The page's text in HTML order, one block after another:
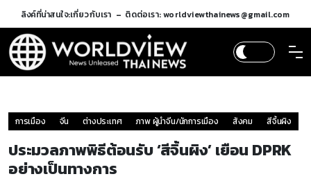
ลิงค์ที่น่าสนใจ:เกี่ยวกับเรา ติดต่อเรา: worldviewthainews@gmail.com
การเมือง จีน ต่างประเทศ ภาพ ผู้นำจีน/นักการเมือง สังคม สีจิ้นผิง
ประมวลภาพพิธีต้อนรับ ‘สีจิ้นผิง’ เยือน DPRK
อย่างเป็นทางการ